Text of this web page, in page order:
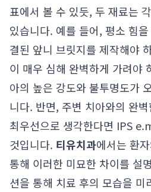
표에서 볼 수 있듯, 두 재료는
있습니다. 예를 들어, 평소 힘
결된 앞니 브릿지를 제작해야
이 매우 심해 완벽하게 가려야
아의 높은 강도와 불투명도가
니다. 반면, 주변 치아와의 완
최우선으로 생각한다면 IPS
것입니다. 티유치과에서는 환
통해 이러한 미묘한 차이를 설
션을 통해 치료 후의 모습을 미